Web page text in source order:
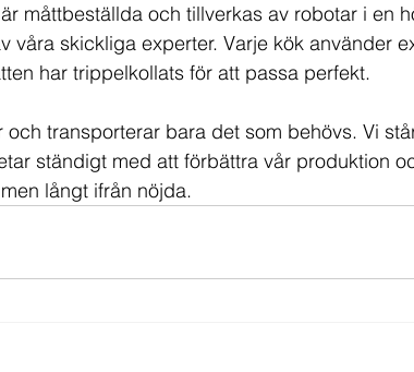
måttbeställda och tillverkas av robotar i en
våra skickliga experter. Varje kök använder
har trippelkollats för att passa perfekt.
och transporterar bara det som behövs. Vi
ständigt med att förbättra vår produktion
långt ifrån nöjda.